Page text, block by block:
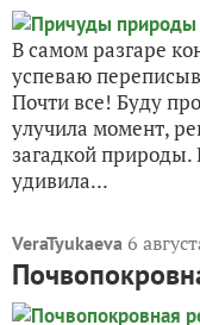
В самом разгаре
успеваю
Почти все! Буду
улучила момент,
загадкой
удивила...
VeraTyukaeva 6